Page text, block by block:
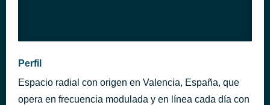
Perfil
Espacio radial con origen en Valencia, España, que
opera en frecuencia modulada y en línea cada día con